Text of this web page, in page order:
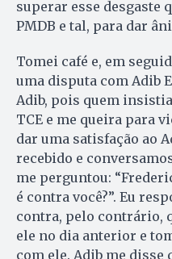
superar esse des­gaste
PMDB e tal, para dar
Tomei café e, em
uma disputa com Adib
Adib, pois quem
TCE e me queira para
dar uma satisfação ao
recebido e
me perguntou:
é contra você?”. Eu
contra, pelo contrário,
ele no dia anterior e
com ele. Adib me disse